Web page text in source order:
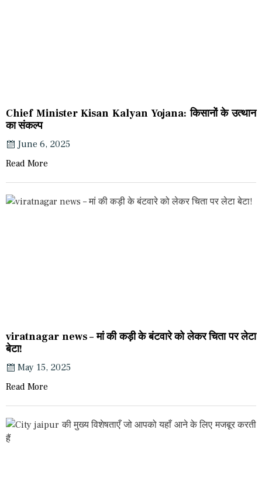
Chief Minister Kisan Kalyan Yojana: किसानों के उत्थान
का संकल्प
June 6, 2025
Read More
viratnagar news – मां की कड़ी के बंटवारे को लेकर चिता पर लेटा
बेटा!
May 15, 2025
Read More